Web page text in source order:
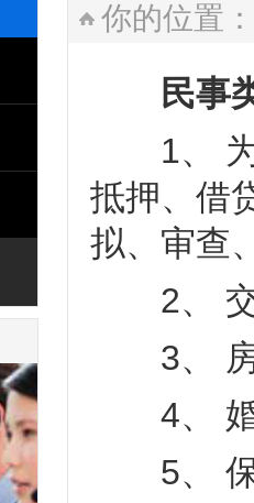
你的位置：
民事
1、 为
抵押、借
拟、审查
2、 交
3、 房
4、 婚
5、 保